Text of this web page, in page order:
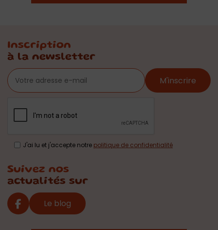
Inscription
à la newsletter
M'inscrire
J'ai lu et j'accepte notre politique de confidentialité
Suivez nos
actualités sur
Le blog